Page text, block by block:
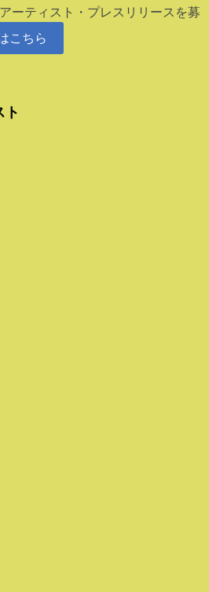
ーティスト・プレスリリースを募
こちら
ト